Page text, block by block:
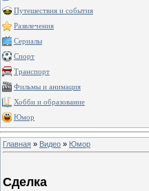
Путешествия и события
Развлечения
Сериалы
Спорт
Транспорт
Фильмы и анимация
Хобби и образование
Юмор
Главная » Видео » Юмор
Сделка